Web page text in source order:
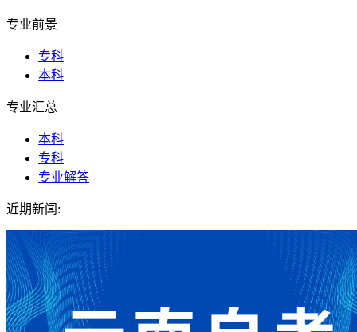
专业前景
专科
本科
专业汇总
本科
专科
专业解答
近期新闻: